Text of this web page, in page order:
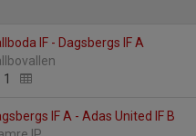
IF - Dagsbergs IF A
1
IF A - Adas United IF B